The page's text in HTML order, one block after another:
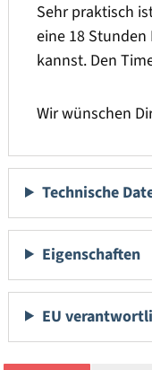
Sehr praktisch
eine 18
kannst. Den
Wir wünschen
Technische
Eigenschaften
EU